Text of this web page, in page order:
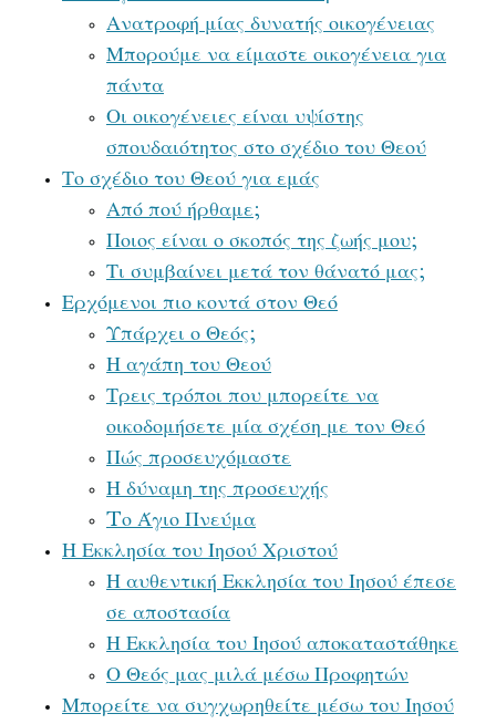
Ανατροφή μίας δυνατής οικογένειας
Μπορούμε να είμαστε οικογένεια για
πάντα
Οι οικογένειες είναι υψίστης
σπουδαιότητος στο σχέδιο του Θεού
Το σχέδιο του Θεού για εμάς
Από πού ήρθαμε;
Ποιος είναι ο σκοπός της ζωής μου;
Τι συμβαίνει μετά τον θάνατό μας;
Ερχόμενοι πιο κοντά στον Θεό
Υπάρχει ο Θεός;
Η αγάπη του Θεού
Τρεις τρόποι που μπορείτε να
οικοδομήσετε μία σχέση με τον Θεό
Πώς προσευχόμαστε
Η δύναμη της προσευχής
Tο Άγιο Πνεύμα
Η Εκκλησία του Ιησού Χριστού
Η αυθεντική Εκκλησία του Ιησού έπεσε
σε αποστασία
Η Εκκλησία του Ιησού αποκαταστάθηκε
Ο Θεός μας μιλά μέσω Προφητών
Μπορείτε να συγχωρηθείτε μέσω του Ιησού